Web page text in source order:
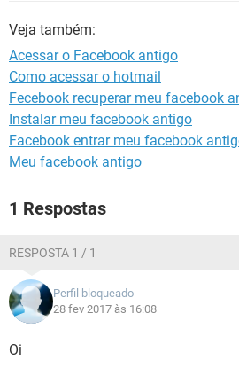
Veja também:
Acessar o Facebook antigo
Como acessar o hotmail
Fecebook recuperar meu facebook
Instalar meu facebook antigo
Facebook entrar meu facebook
Meu facebook antigo
1 Respostas
RESPOSTA 1 / 1
Perfil bloqueado
28 fev 2017 às 16:08
Oi